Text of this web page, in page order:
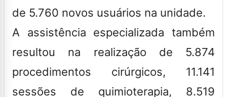
de 5.760 novos usuários na unidade.
A assistência especializada também
resultou na realização de 5.874
procedimentos cirúrgicos, 11.141
sessões de quimioterapia, 8.519